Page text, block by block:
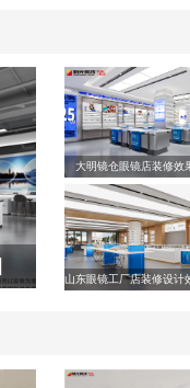
大明镜仓眼镜店装修效
山东眼镜工厂店装修设计